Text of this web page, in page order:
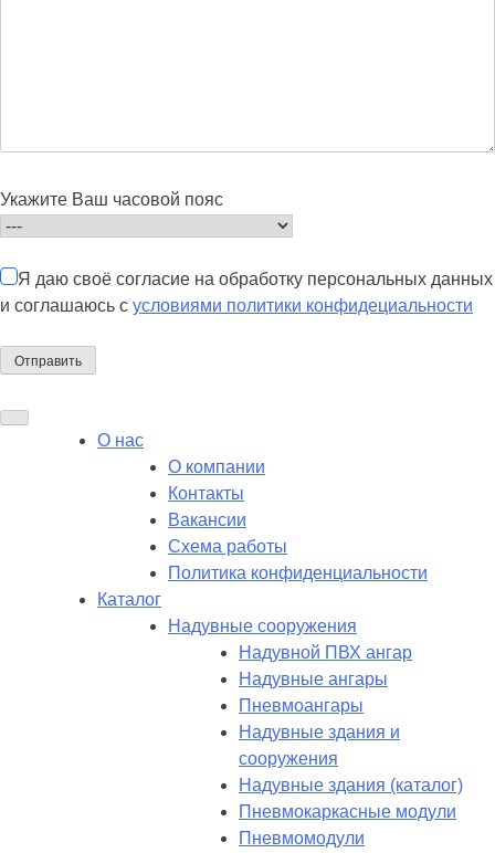
Укажите Ваш часовой пояс
Я даю своё согласие на обработку персональных данных
и соглашаюсь с условиями политики конфидециальности
О нас
О компании
Контакты
Вакансии
Схема работы
Политика конфиденциальности
Каталог
Надувные сооружения
Надувной ПВХ ангар
Надувные ангары
Пневмоангары
Надувные здания и
сооружения
Надувные здания (каталог)
Пневмокаркасные модули
Пневмомодули